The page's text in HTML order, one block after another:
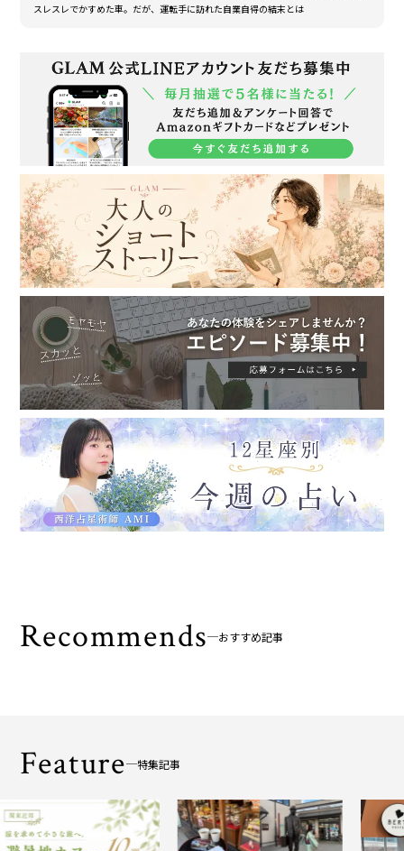
スレスレでかすめた車。だが、運転手に訪れた自業自得の結末とは
Recommends おすすめ記事
Feature 特集記事